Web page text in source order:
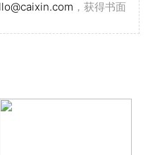
，获得书面